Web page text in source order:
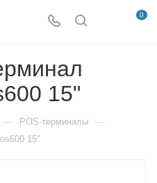
0
15"
— POS-терминалы —
15"